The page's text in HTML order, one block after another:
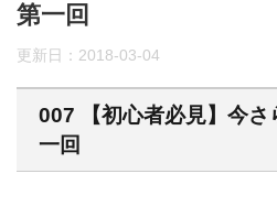
第一回
更新日： 2018-03-04
007 【初心者必見】今
一回